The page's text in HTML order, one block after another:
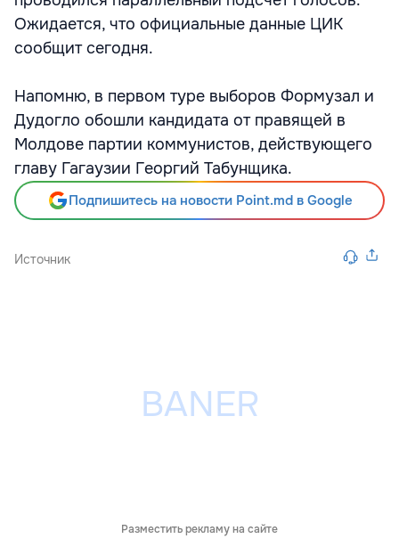
Ожидается, что официальные данные ЦИК
сообщит сегодня.
Напомню, в первом туре выборов Формузал и
Дудогло обошли кандидата от правящей в
Молдове партии коммунистов, действующего
главу Гагаузии Георгий Табунщика.
Подпишитесь на новости Point.md в Google
Источник
Разместить рекламу на сайте